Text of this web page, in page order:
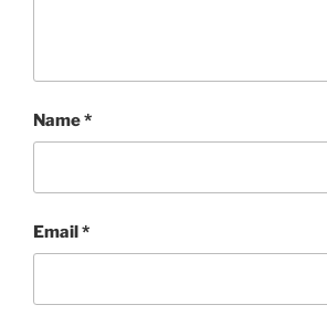
Name*
Email*